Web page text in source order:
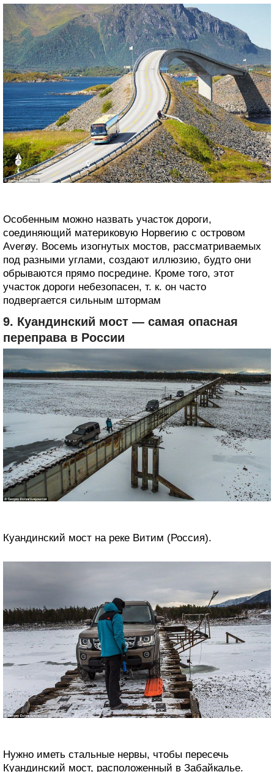
Особенным можно назвать участок дороги,
соединяющий материковую Норвегию с островом
Averøy. Восемь изогнутых мостов, рассматриваемых
под разными углами, создают иллюзию, будто они
обрываются прямо посредине. Кроме того, этот
участок дороги небезопасен, т. к. он часто
подвергается сильным штормам
9. Куандинский мост — самая опасная
переправа в России
Куандинский мост на реке Витим (Россия).
Нужно иметь стальные нервы, чтобы пересечь
Куандинский мост, расположенный в Забайкалье.